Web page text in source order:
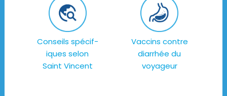
Conseils spécif-
iques selon
Saint Vincent
Vaccins contre
diarrhée du
voyageur